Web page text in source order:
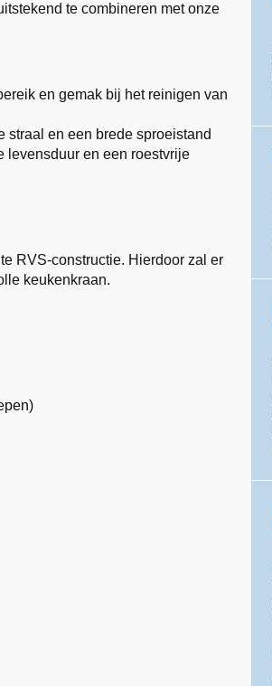
te combineren met onze
en gemak bij het reinigen van
straal en een brede sproeistand
levensduur en een roestvrije
RVS-constructie. Hierdoor zal er
keukenkraan.